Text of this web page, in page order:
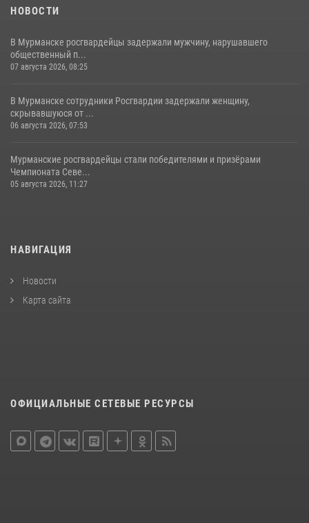
НОВОСТИ
В Мурманске росгвардейцы задержали мужчину, нарушавшего
общественный п...
07 августа 2026, 08:25
В Мурманске сотрудники Росгвардии задержали женщину,
скрывавшуюся от ...
06 августа 2026, 07:53
Мурманские росгвардейцы стали победителями и призёрами
Чемпионата Севе...
05 августа 2026, 11:27
НАВИГАЦИЯ
Новости
Карта сайта
ОФИЦИАЛЬНЫЕ СЕТЕВЫЕ РЕСУРСЫ